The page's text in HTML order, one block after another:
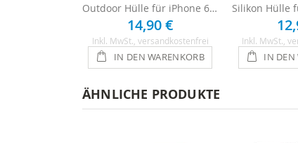
Outdoor Hülle für iPhone 6 Plus / 6s Plus - Schwarz
14,90 €
Inkl. MwSt. , versandkostenfrei
IN DEN WARENKORB
Inkl. MwSt. ,
IN DEN
ÄHNLICHE PRODUKTE